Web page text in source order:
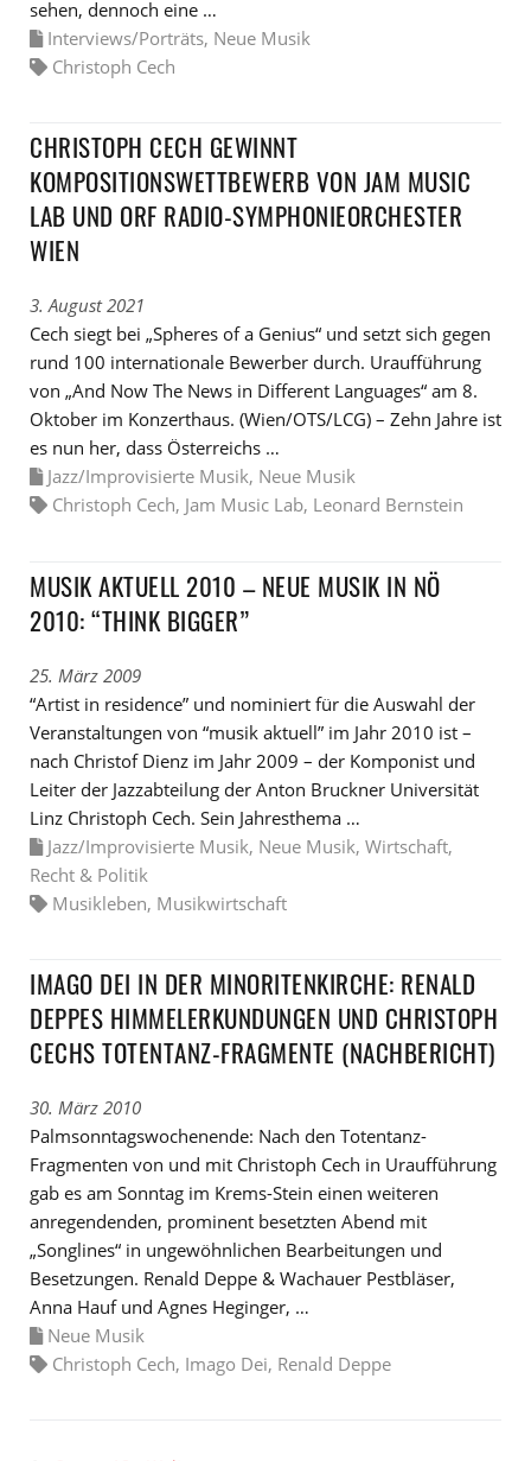
sehen, dennoch eine …
Interviews/Porträts, Neue Musik
Christoph Cech
CHRISTOPH CECH GEWINNT
KOMPOSITIONSWETTBEWERB VON JAM MUSIC
LAB UND ORF RADIO-SYMPHONIEORCHESTER
WIEN
3. August 2021
Cech siegt bei „Spheres of a Genius“ und setzt sich gegen
rund 100 internationale Bewerber durch. Uraufführung
von „And Now The News in Different Languages“ am 8.
Oktober im Konzerthaus. (Wien/OTS/LCG) – Zehn Jahre ist
es nun her, dass Österreichs …
Jazz/Improvisierte Musik, Neue Musik
Christoph Cech, Jam Music Lab, Leonard Bernstein
MUSIK AKTUELL 2010 – NEUE MUSIK IN NÖ
2010: “THINK BIGGER”
25. März 2009
“Artist in residence” und nominiert für die Auswahl der
Veranstaltungen von “musik aktuell” im Jahr 2010 ist –
nach Christof Dienz im Jahr 2009 – der Komponist und
Leiter der Jazzabteilung der Anton Bruckner Universität
Linz Christoph Cech. Sein Jahresthema …
Jazz/Improvisierte Musik, Neue Musik, Wirtschaft,
Recht & Politik
Musikleben, Musikwirtschaft
IMAGO DEI IN DER MINORITENKIRCHE: RENALD
DEPPES HIMMELERKUNDUNGEN UND CHRISTOPH
CECHS TOTENTANZ-FRAGMENTE (NACHBERICHT)
30. März 2010
Palmsonntagswochenende: Nach den Totentanz-
Fragmenten von und mit Christoph Cech in Uraufführung
gab es am Sonntag im Krems-Stein einen weiteren
anregendenden, prominent besetzten Abend mit
„Songlines“ in ungewöhnlichen Bearbeitungen und
Besetzungen. Renald Deppe & Wachauer Pestbläser,
Anna Hauf und Agnes Heginger, …
Neue Musik
Christoph Cech, Imago Dei, Renald Deppe